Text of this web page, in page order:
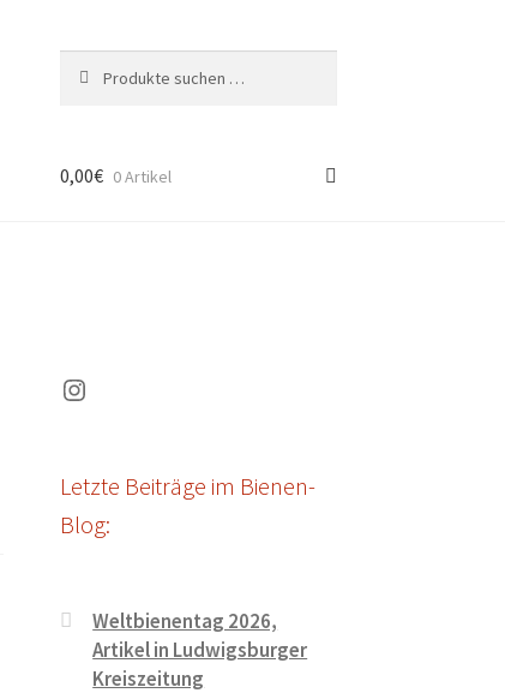
nach:
0,00€ 0 Artikel
Instagram
Letzte Beiträge im Bienen-
Blog:
Weltbienentag 2026,
Artikel in Ludwigsburger
Kreiszeitung